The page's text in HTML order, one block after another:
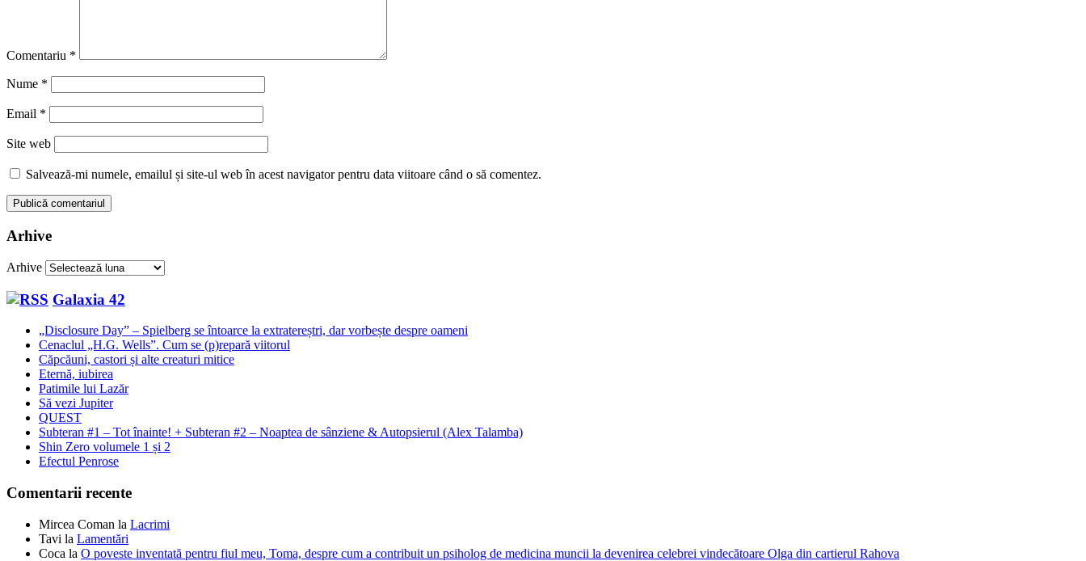
Comentariu *
Nume *
Email *
Site web
Salvează-mi numele, emailul și site-ul web în acest navigator pentru data viitoare când o să comentez.
Arhive
Arhive
Galaxia 42
„Disclosure Day” – Spielberg se întoarce la extratereștri, dar vorbește despre oameni
Cenaclul „H.G. Wells”. Cum se (p)repară viitorul
Căpcăuni, castori și alte creaturi mitice
Eternă, iubirea
Patimile lui Lazăr
Să vezi Jupiter
QUEST
Subteran #1 – Tot înainte! + Subteran #2 – Noaptea de sânziene & Autopsierul (Alex Talamba)
Shin Zero volumele 1 și 2
Efectul Penrose
Comentarii recente
Mircea Coman la Lacrimi
Tavi la Lamentări
Coca la O poveste inventată pentru fiul meu, Toma, despre cum a contribuit un psiholog de medicina muncii la devenirea celebrei vindecătoare Olga din cartierul Rahova